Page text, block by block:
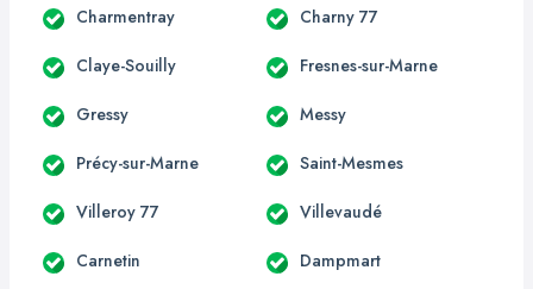
Charmentray Charny 77
Claye-Souilly Fresnes-sur-Marne
Gressy Messy
Précy-sur-Marne Saint-Mesmes
Villeroy 77 Villevaudé
Carnetin Dampmart